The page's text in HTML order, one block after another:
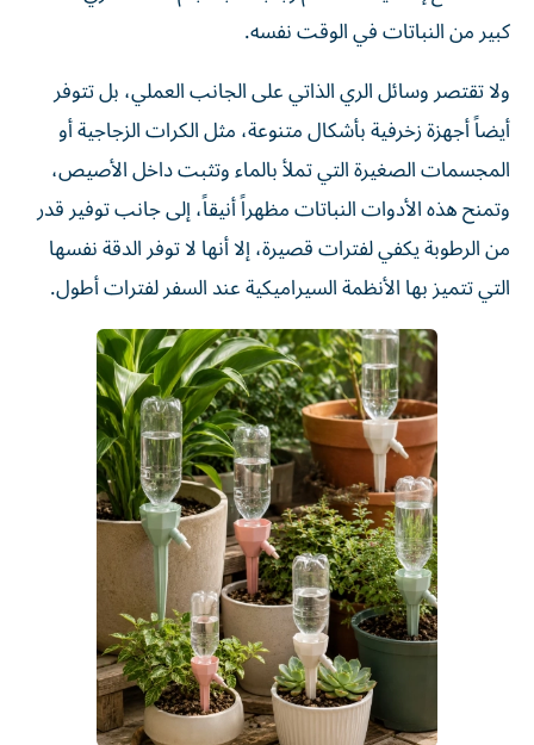
كبير من النباتات في الوقت نفسه.
ولا تقتصر وسائل الري الذاتي على الجانب العملي، بل تتوفر
أيضاً أجهزة زخرفية بأشكال متنوعة، مثل الكرات الزجاجية أو
المجسمات الصغيرة التي تملأ بالماء وتثبت داخل الأصيص،
وتمنح هذه الأدوات النباتات مظهراً أنيقاً، إلى جانب توفير قدر
من الرطوبة يكفي لفترات قصيرة، إلا أنها لا توفر الدقة نفسها
التي تتميز بها الأنظمة السيراميكية عند السفر لفترات أطول.